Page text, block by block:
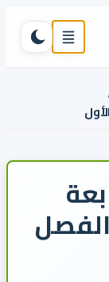
القائمة
تبديل